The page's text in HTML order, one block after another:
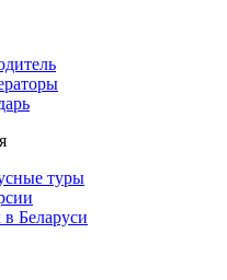
туры
Беларуси